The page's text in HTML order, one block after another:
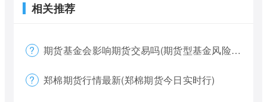
相关推荐
期货基金会影响期货交易吗(期货型基金风险大吗)
郑棉期货行情最新(郑棉期货今日实时行)